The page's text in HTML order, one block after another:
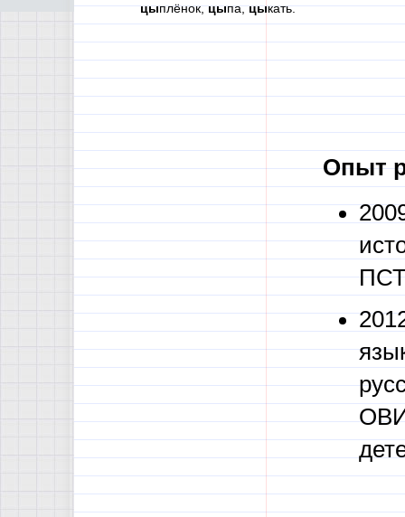
цыплёнок,цыпа,цыкать.
Опыт